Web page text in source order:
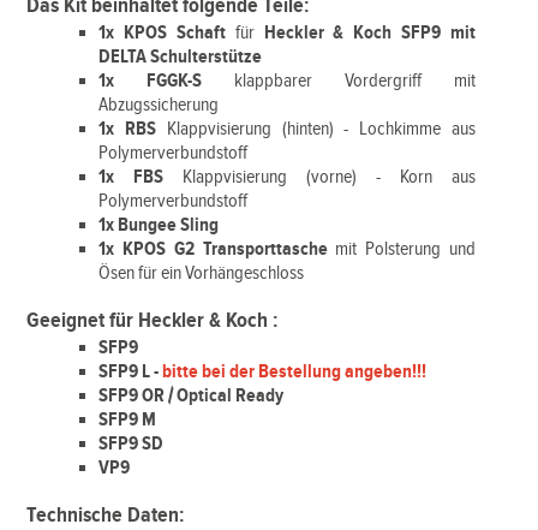
Das Kit beinhaltet folgende Teile:
1x KPOS Schaftfür Heckler & Koch SFP9 mit
DELTA Schulterstütze
1x FGGK-S klappbarer Vordergriff mit
Abzugssicherung
1x RBS Klappvisierung (hinten) - Lochkimme aus
Polymerverbundstoff
1x FBS Klappvisierung (vorne) - Korn aus
Polymerverbundstoff
1x Bungee Sling
1x KPOS G2 Transporttaschemit Polsterung und
Ösen für ein Vorhängeschloss
Geeignet für Heckler & Koch :
SFP9
SFP9 L -bitte bei der Bestellung angeben!!!
SFP9 OR / Optical Ready
SFP9 M
SFP9 SD
VP9
Technische Daten: